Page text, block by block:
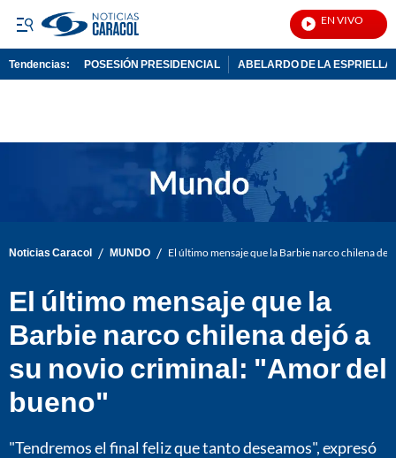
EN VIVO
Tendencias: POSESIÓN PRESIDENCIAL ABELARDO DE LA ESPRIELLA
Noticias Caracol / MUNDO / El último mensaje que la Barbie narco chilena
El último mensaje que la
Barbie narco chilena dejó a
su novio criminal: "Amor del
bueno"
"Tendremos el final feliz que tanto deseamos", expresó